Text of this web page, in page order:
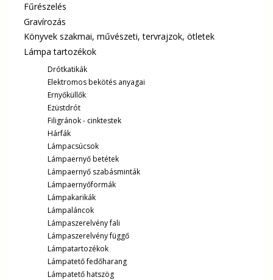
Fűrészelés
Gravírozás
Könyvek szakmai, művészeti, tervrajzok, ötletek
Lámpa tartozékok
Drótkatikák
Elektromos bekötés anyagai
Ernyőküllők
Ezüstdrót
Filigránok - cinktestek
Hárfák
Lámpacsúcsok
Lámpaernyő betétek
Lámpaernyő szabásminták
Lámpaernyőformák
Lámpakarikák
Lámpaláncok
Lámpaszerelvény fali
Lámpaszerelvény függő
Lámpatartozékok
Lámpatető fedőharang
Lámpatető hatszög